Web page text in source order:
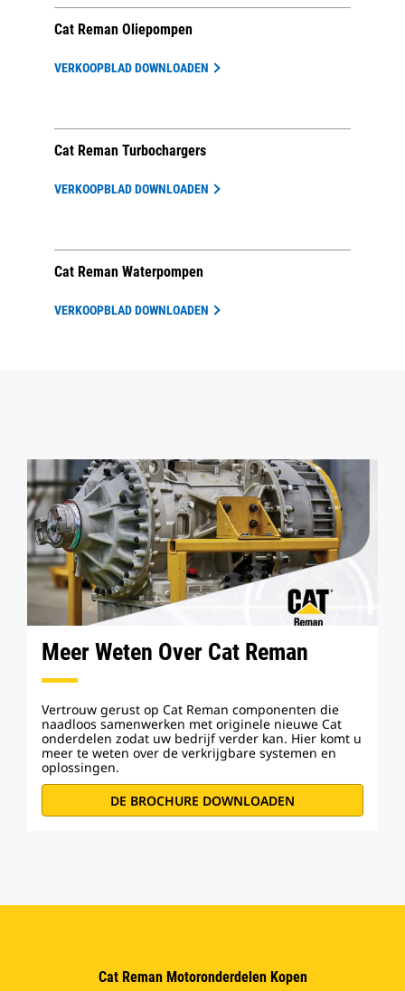
Cat Reman Oliepompen
VERKOOPBLAD DOWNLOADEN
Cat Reman Turbochargers
VERKOOPBLAD DOWNLOADEN
Cat Reman Waterpompen
VERKOOPBLAD DOWNLOADEN
Meer Weten Over Cat Reman
Vertrouw gerust op Cat Reman componenten die
naadloos samenwerken met originele nieuwe Cat
onderdelen zodat uw bedrijf verder kan. Hier komt u
meer te weten over de verkrijgbare systemen en
oplossingen.
DE BROCHURE DOWNLOADEN
Cat Reman Motoronderdelen Kopen